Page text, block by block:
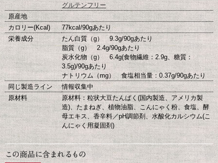
グルテンフリー
原産地
カロリー(Kcal)
77kcal/90gあたり
栄養成分
たん白質（g） 9.3g/90gあたり
脂質（g） 2.4g/90gあたり
炭水化物（g） 6.4g(食物繊維：2.9g、糖質：
3.5g)/90gあたり
ナトリウム（mg） 食塩相当量：0.37g/90gあたり
同じ製造ライン
情報収集中
原材料
原材料：粒状大豆たんぱく(国内製造、アメリカ製
造)、たまねぎ、植物油脂、こんにゃく粉、食塩、酵
母エキス、香辛料／pH調節剤、水酸化カルシウム(こ
んにゃく用凝固剤)